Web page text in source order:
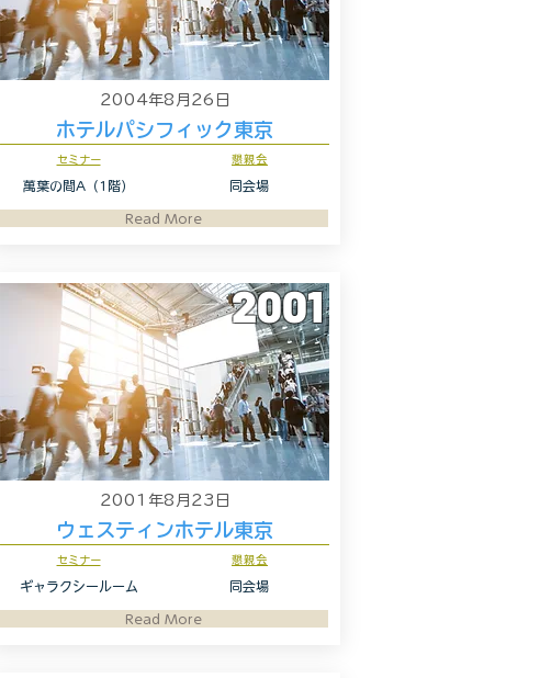
2004年8月26日
ホテルパシフィック東京
セミナー
萬葉の間A（1階）
懇親会
同会場
Read More
2001
2001年8月23日
ウェスティンホテル東京
セミナー
ギャラクシールーム
懇親会
同会場
Read More